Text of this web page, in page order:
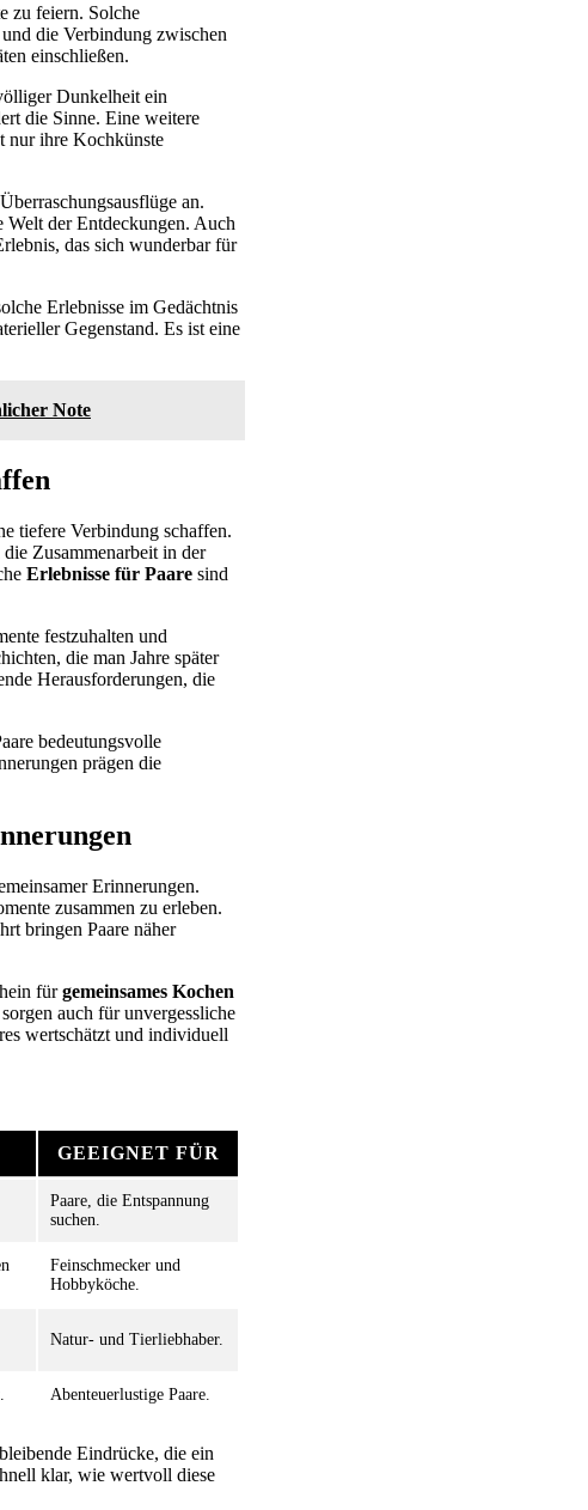
zu feiern. Solche
die Verbindung zwischen
einschließen.
Dunkelheit ein
die Sinne. Eine weitere
nur ihre Kochkünste
an.
Welt der Entdeckungen. Auch
das sich wunderbar für
Erlebnisse im Gedächtnis
Gegenstand. Es ist eine
Note
tiefere Verbindung schaffen.
Zusammenarbeit in der
Erlebnisse für Paare sind
festzuhalten und
die man Jahre später
Herausforderungen, die
bedeutungsvolle
prägen die
Erinnerungen.
zusammen zu erleben.
bringen Paare näher
fürgemeinsames Kochen
auch für unvergessliche
wertschätzt und individuell
GEEIGNET FÜR
Paare, die Entspannung
suchen.
Feinschmecker und
Hobbyköche.
Natur- und Tierliebhaber.
Abenteuerlustige Paare.
Eindrücke, die ein
klar, wie wertvoll diese